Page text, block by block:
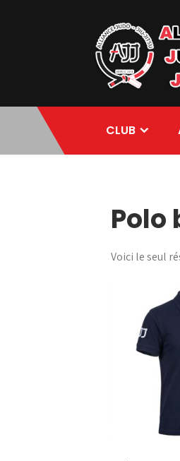
Jiu-
CLUB
Polo
Voici le seul